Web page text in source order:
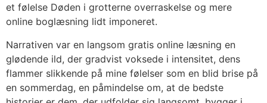
et følelse Døden i grotterne overraskelse og mere
online boglæsning lidt imponeret.
Narrativen var en langsom gratis online læsning en
glødende ild, der gradvist voksede i intensitet, dens
flammer slikkende på mine følelser som en blid brise på
en sommerdag, en påmindelse om, at de bedste